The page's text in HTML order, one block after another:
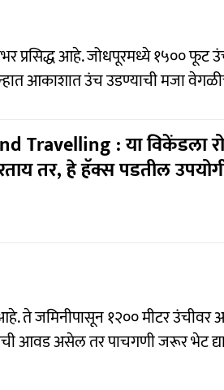
प्रसिद्ध आहे. जोधपूरमध्ये १५०० फूट
आकाशात उंच उडण्याची मजा
Travelling : या विकेंडला
तर, हे हॅक्स पडतील
ते जमिनीपासून १२०० मीटर
आवड असेल तर पाचगणी जरूर भेट